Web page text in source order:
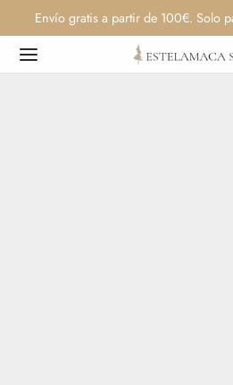
Envío gratis a partir de 100€. Solo